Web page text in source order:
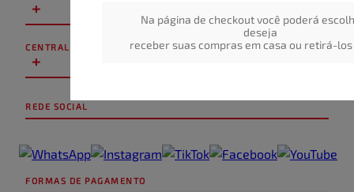
Na página de checkout você poderá
deseja
receber suas compras em casa ou retirá-
+
CENTRAL DE ATENDIMENTO
+
REDE SOCIAL
FORMAS DE PAGAMENTO